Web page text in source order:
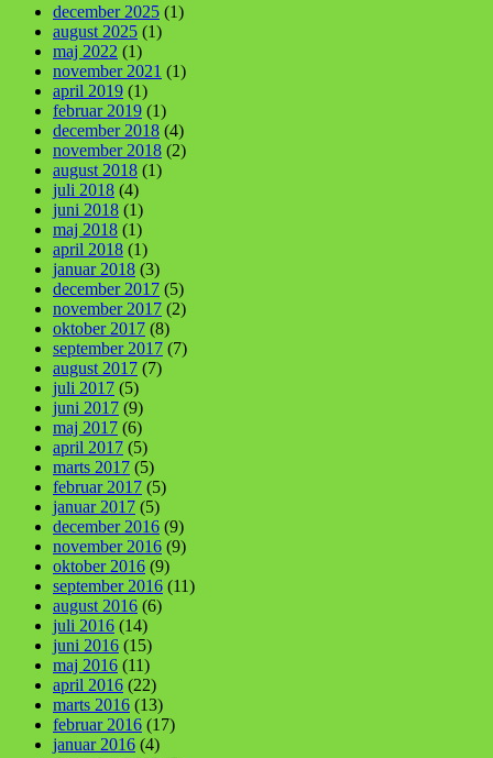
december 2025 (1)
august 2025 (1)
maj 2022 (1)
november 2021 (1)
april 2019 (1)
februar 2019 (1)
december 2018 (4)
november 2018 (2)
august 2018 (1)
juli 2018 (4)
juni 2018 (1)
maj 2018 (1)
april 2018 (1)
januar 2018 (3)
december 2017 (5)
november 2017 (2)
oktober 2017 (8)
september 2017 (7)
august 2017 (7)
juli 2017 (5)
juni 2017 (9)
maj 2017 (6)
april 2017 (5)
marts 2017 (5)
februar 2017 (5)
januar 2017 (5)
december 2016 (9)
november 2016 (9)
oktober 2016 (9)
september 2016 (11)
august 2016 (6)
juli 2016 (14)
juni 2016 (15)
maj 2016 (11)
april 2016 (22)
marts 2016 (13)
februar 2016 (17)
januar 2016 (4)